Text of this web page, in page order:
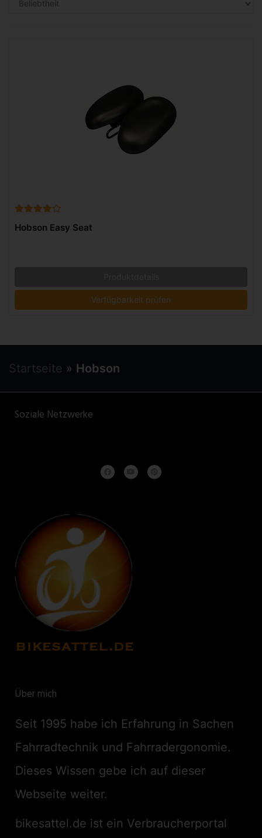
Hobson Easy Seat
Verfügbarkeit prüfen
Startseite » Hobson
Soziale Netzwerke
Über mich
Seit 1995 habe ich Erfahrung in Sachen
Fahrradtechnik und Fahrradergonomie.
Dieses Wissen gebe ich auf dieser
Webseite weiter.
bikesattel.de ist ein Verbraucherportal